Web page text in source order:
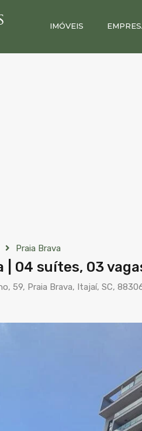
IMÓVEIS
Praia Brava
| 04 suítes, 03
59, Praia Brava, Itajaí, SC,